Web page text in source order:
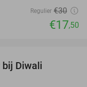
Regulier €30
€17,50
Diwali